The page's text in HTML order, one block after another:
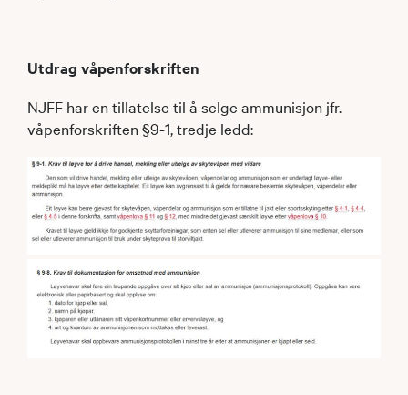
Utdrag våpenforskriften
NJFF har en tillatelse til å selge ammunisjon jfr.
våpenforskriften §9-1, tredje ledd: